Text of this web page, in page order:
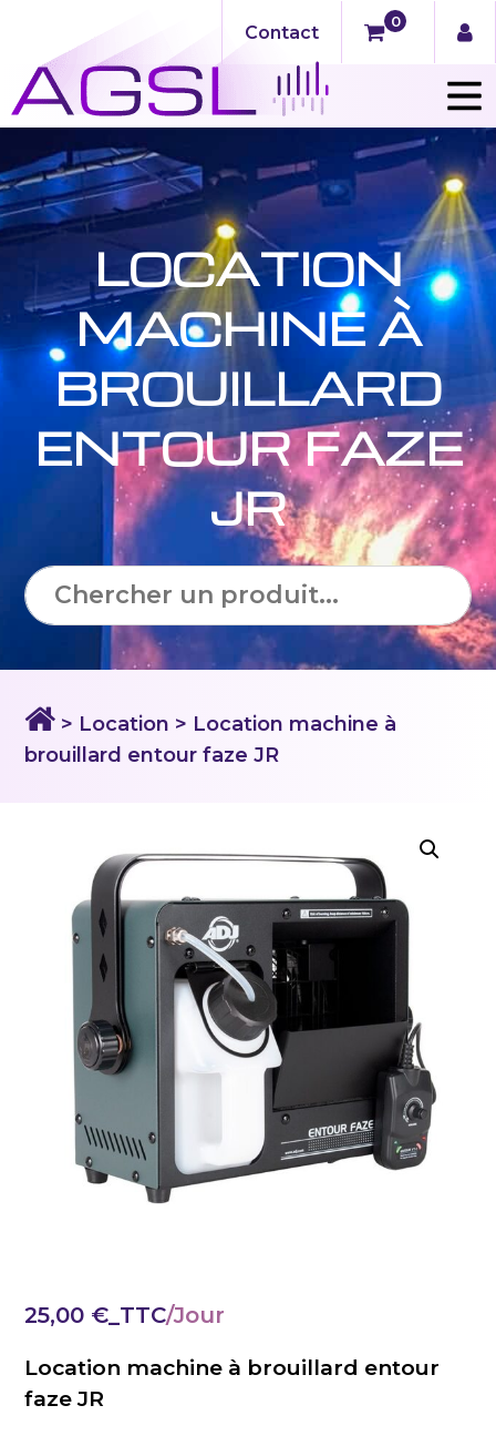
Contact
0
LOCATION
MACHINE À
BROUILLARD
ENTOUR FAZE
JR
> Location > Location machine à
brouillard entour faze JR
25,00 €_TTC
Location machine à brouillard entour
faze JR